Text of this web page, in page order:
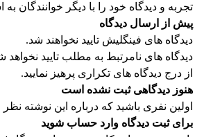
تجربه و دیدگاه خود را با دیگر خوانندگان به
پیش از ارسال دیدگاه
دیدگاه های فینگلیش تایید نخواهند شد.
دیدگاه های نامرتبط به مطلب تایید نخواهد
از درج دیدگاه های تکراری پرهیز نمایید.
هنوز دیدگاهی ثبت نشده است
اولین نفری باشید که درباره این نوشته
برای ثبت دیدگاه وارد حساب شوید